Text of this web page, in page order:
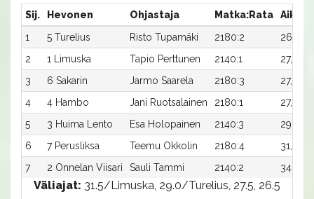
Sij. Hevonen Ohjastaja Matka:Rata Aika
1
5 Turelius Risto Tupamäki 2180:2 26,3
2
1 Limuska Tapio Perttunen 2140:1 27,9
3
6 Sakarin Jarmo Saarela 2180:3 27,2
4
4 Hambo Jani Ruotsalainen 2180:1 27,3
5
3 Huima Lento Esa Holopainen 2140:3 29,0
6
7 Perusliksa Teemu Okkolin 2180:4 31,7
7
2 Onnelan Viisari Sauli Tammi 2140:2 34,3
Väliajat: 31.5/Limuska, 29.0/Turelius, 27.5, 26.5